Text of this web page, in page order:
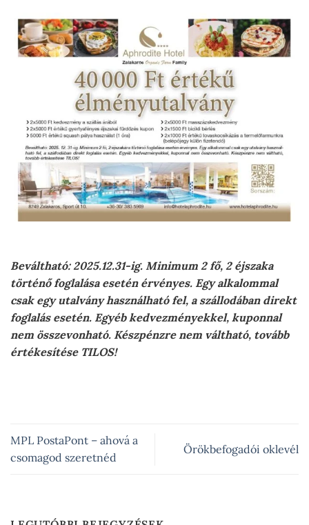
Beváltható: 2025.12.31-ig. Minimum 2 fő, 2 éjszaka
történő foglalása esetén érvényes. Egy alkalommal
csak egy utalvány használható fel, a szállodában direkt
foglalás esetén. Egyéb kedvezményekkel, kuponnal
nem összevonható. Készpénzre nem váltható, tovább
értékesítése TILOS!
MPL PostaPont – ahová a
csomagod szeretnéd
Örökbefogadói oklevél